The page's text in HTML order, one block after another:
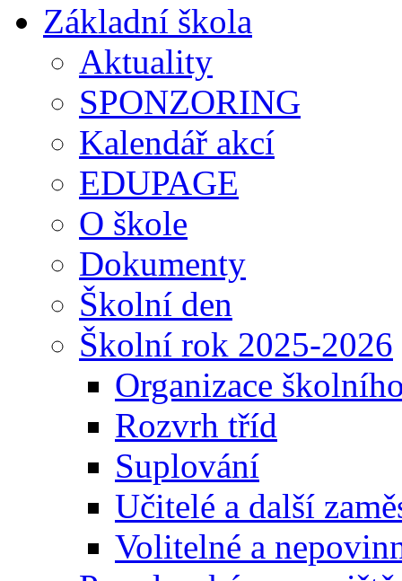
Základní škola
Aktuality
SPONZORING
Kalendář akcí
EDUPAGE
O škole
Dokumenty
Školní den
Školní rok 2025-2026
Organizace
Rozvrh tříd
Suplování
Učitelé a další
Volitelné a